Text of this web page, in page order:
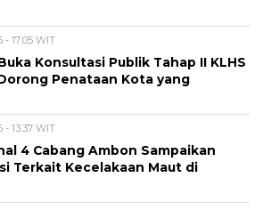
17:05 WIT
Konsultasi Publik Tahap II KLHS
Penataan Kota yang
13:37 WIT
4 Cabang Ambon Sampaikan
Terkait Kecelakaan Maut di